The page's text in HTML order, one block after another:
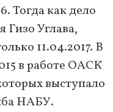
Тогда как дело
Гизо Углава,
11.04.2017. В
в работе ОАСК
выступало
НАБУ.